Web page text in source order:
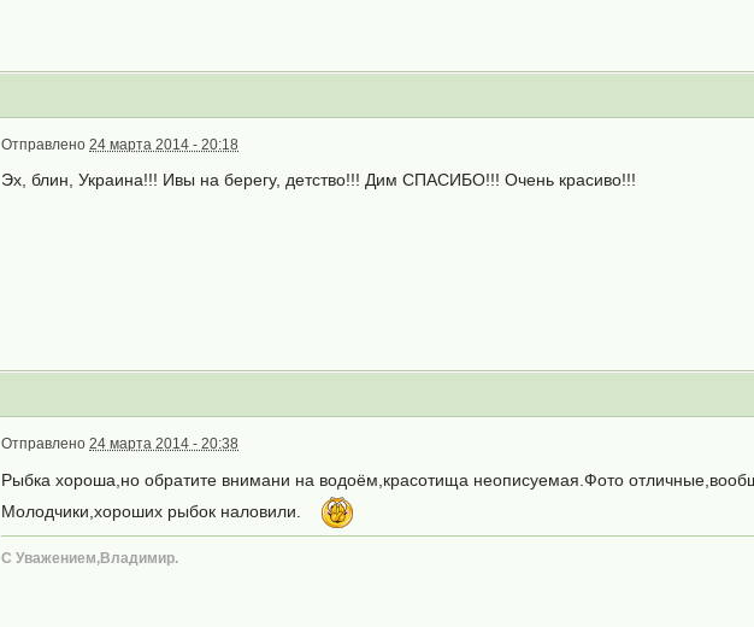
Отправлено24 марта 2014 - 20:18
Эх, блин, Украина!!! Ивы на берегу, детство!!! Дим СПАСИБО!!! Очень красиво!!!
Отправлено24 марта 2014 - 20:38
Рыбка хороша,но обратите внимани на водоём,красотища неописуемая.Фото
Молодчики,хороших рыбок наловили.
С Уважением,Владимир.